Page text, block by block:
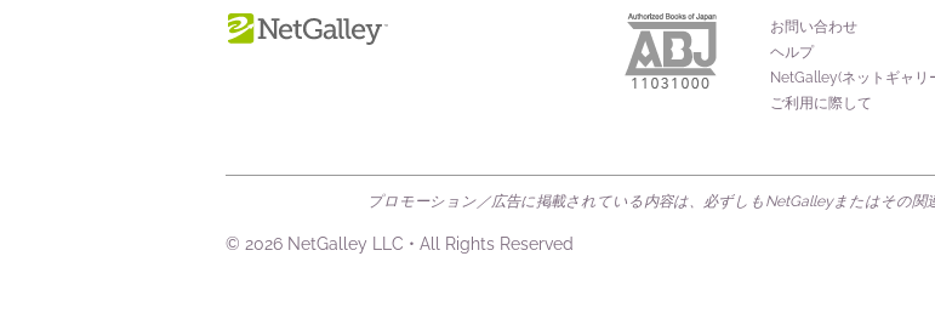
お問い合わせ
ヘルプ
NetGalley(ネットギャリ
ご利用に際して
プロモーション／広告に掲載されている内容は、必ずしもNetGalleyまたはその関
© 2026 NetGalley LLC • All Rights Reserved